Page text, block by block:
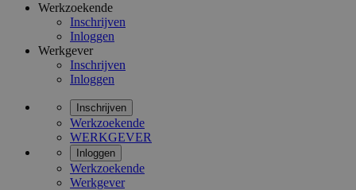
Werkzoekende
Inschrijven
Inloggen
Werkgever
Inschrijven
Inloggen
Inschrijven
Werkzoekende
WERKGEVER
Inloggen
Werkzoekende
Werkgever